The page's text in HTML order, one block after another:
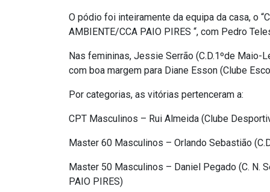
O pódio foi inteiramente da equipa da casa, o
AMBIENTE/CCA PAIO PIRES “, com Pedro
Nas femininas, Jessie Serrão (C.D.1ºde
com boa margem para Diane Esson (Clube
Por categorias, as vitórias pertenceram a:
CPT Masculinos – Rui Almeida (Clube
Master 60 Masculinos – Orlando Sebastião
Master 50 Masculinos – Daniel Pegado (C. N.
PAIO PIRES)